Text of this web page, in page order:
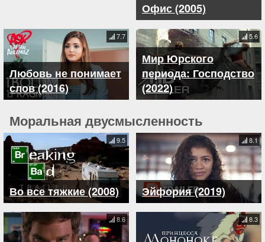
Офис (2005)
Любовь не понимает
слов (2016)
7.7
Мир Юрского
периода: Господство
(2022)
5.6
Моральная двусмысленность
Во все тяжкие (2008)
9.5
Эйфория (2019)
8.1
8.6 8.3